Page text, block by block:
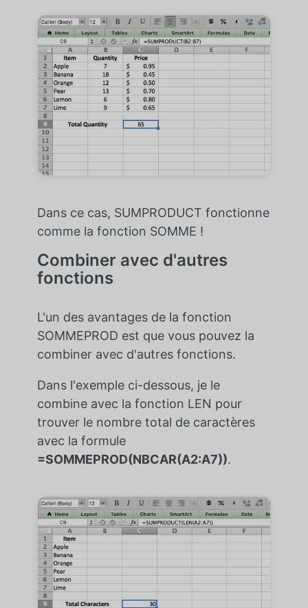
Dans ce cas, SUMPRODUCT fonctionne
comme la fonction SOMME !
Combiner avec d'autres
fonctions
L'un des avantages de la fonction
SOMMEPROD est que vous pouvez la
combiner avec d'autres fonctions.
Dans l'exemple ci-dessous, je le
combine avec la fonction LEN pour
trouver le nombre total de caractères
avec la formule
=SOMMEPROD(NBCAR(A2:A7)).